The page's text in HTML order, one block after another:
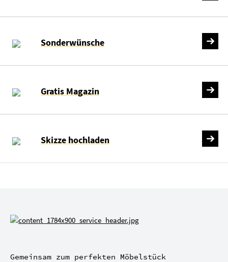
Sonderwünsche
Gratis Magazin
Skizze hochladen
Gemeinsam zum perfekten Möbelstück